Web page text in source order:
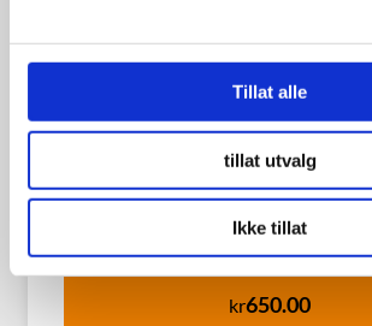
Tillat alle
tillat utvalg
Ikke tillat
Landsail LS388 155/
kr650.00